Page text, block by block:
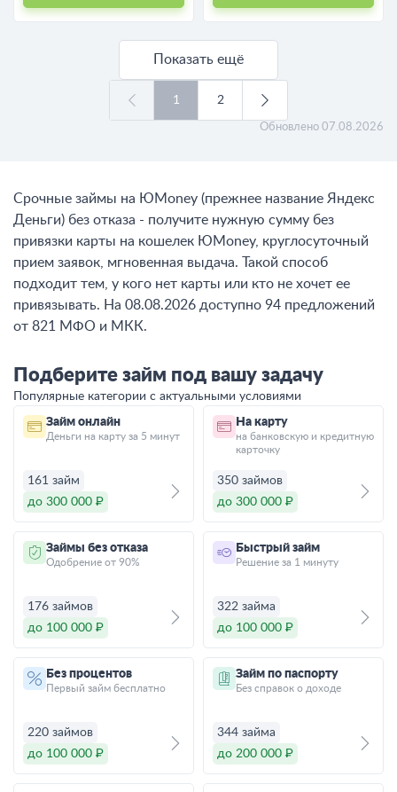
Показать ещё
1 2
Обновлено 07.08.2026
Срочные займы на ЮMoney (прежнее название Яндекс
Деньги) без отказа - получите нужную сумму без
привязки карты на кошелек ЮMoney, круглосуточный
прием заявок, мгновенная выдача. Такой способ
подходит тем, у кого нет карты или кто не хочет ее
привязывать. На 08.08.2026 доступно 94 предложений
от 821 МФО и МКК.
Подберите займ под вашу задачу
Популярные категории с актуальными условиями
Займ онлайн
Деньги на карту за 5 минут
161 займ
до 300 000 ₽
На карту
на банковскую и кредитную
карточку
350 займов
до 300 000 ₽
Займы без отказа
Одобрение от 90%
176 займов
до 100 000 ₽
Быстрый займ
Решение за 1 минуту
322 займа
до 100 000 ₽
Без процентов
Первый займ бесплатно
220 займов
до 100 000 ₽
Займ по паспорту
Без справок о доходе
344 займа
до 200 000 ₽